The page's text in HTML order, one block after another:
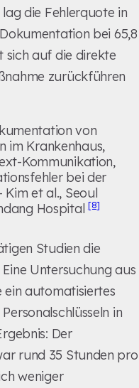
die Fehlerquote in
bei 65,8
sich auf die direkte
zurückführen
von
im Krankenhaus,
Kommunikation,
bei der
Kim et al., Seoul
Hospital [8]
Studien die
Untersuchung aus
ein automatisiertes
in
Der
rund 35 Stunden pro
weniger